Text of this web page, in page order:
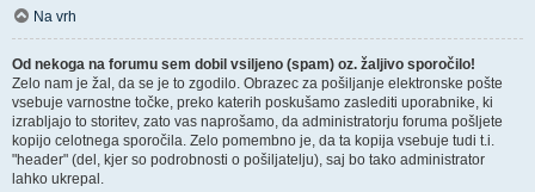
Na vrh
Od nekoga na forumu sem dobil vsiljeno (spam) oz. žaljivo sporočilo!
Zelo nam je žal, da se je to zgodilo. Obrazec za pošiljanje elektronske pošte
vsebuje varnostne točke, preko katerih poskušamo zaslediti uporabnike, ki
izrabljajo to storitev, zato vas naprošamo, da administratorju foruma pošljete
kopijo celotnega sporočila. Zelo pomembno je, da ta kopija vsebuje tudi t.i.
"header" (del, kjer so podrobnosti o pošiljatelju), saj bo tako administrator
lahko ukrepal.